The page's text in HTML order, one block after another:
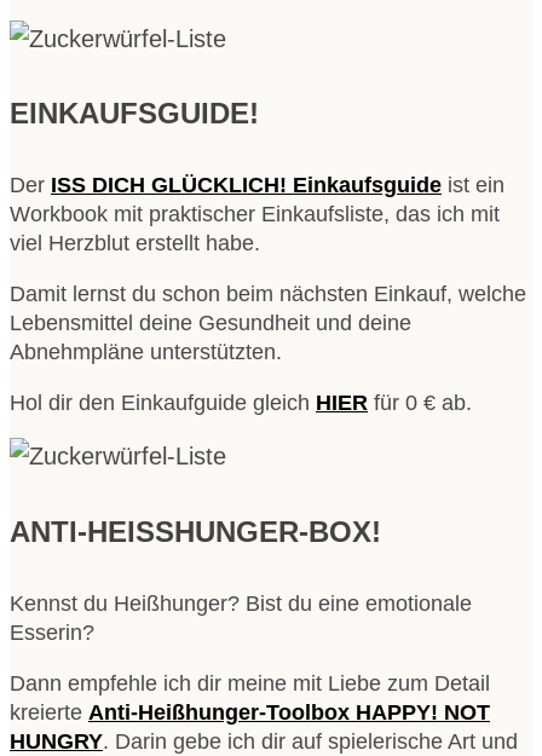
EINKAUFSGUIDE!
Der ISS DICH GLÜCKLICH! Einkaufsguide ist ein
Workbook mit praktischer Einkaufsliste, das ich mit
viel Herzblut erstellt habe.
Damit lernst du schon beim nächsten Einkauf, welche
Lebensmittel deine Gesundheit und deine
Abnehmpläne unterstützten.
Hol dir den Einkaufguide gleich HIER für 0 € ab.
ANTI-HEISSHUNGER-BOX!
Kennst du Heißhunger? Bist du eine emotionale
Esserin?
Dann empfehle ich dir meine mit Liebe zum Detail
kreierte Anti-Heißhunger-Toolbox HAPPY! NOT
HUNGRY. Darin gebe ich dir auf spielerische Art und